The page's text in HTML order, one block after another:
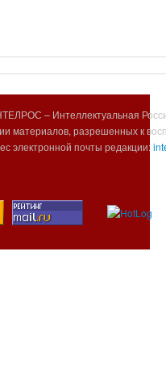
– Интеллектуальная
материалов, разрешенных к
электронной почты редакции: